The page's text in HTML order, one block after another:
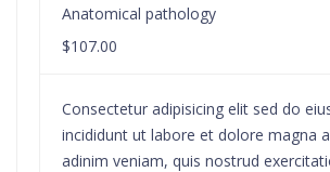
Anatomical pathology
$107.00
Consectetur adipisicing elit sed do
incididunt ut labore et dolore magna
adinim veniam, quis nostrud